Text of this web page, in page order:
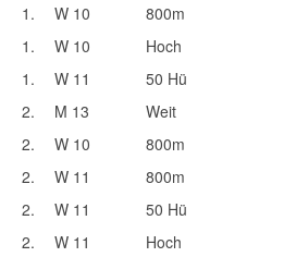
1.
W 10 800m
1.
W 10 Hoch
1.
W 11 50 Hü
2.
M 13 Weit
2.
W 10 800m
2.
W 11 800m
2.
W 11 50 Hü
2.
W 11 Hoch